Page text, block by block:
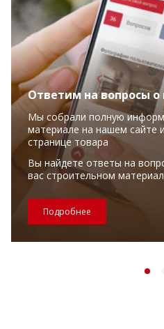
Ответим на вопросы
Мы собрали полную
материале на нашем сайте
странице товара
Вы найдете ответы на
вас строительном
Подробнее